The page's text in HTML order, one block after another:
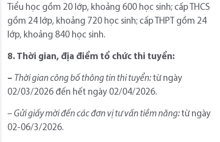
Tiểu học gồm 20 lớp, khoảng 600 học sinh; cấp THCS
gồm 24 lớp, khoảng 720 học sinh; cấp THPT gồm 24
lớp, khoảng 840 học sinh.
8. Thời gian, địa điểm tổ chức thi tuyển:
– Thời gian công bố thông tin thi tuyển: từ ngày
02/03/2026 đến hết ngày 02/04/2026.
– Gửi giấy mời đến các đơn vị tư vấn tiềm năng: từ ngày
02-06/3/2026.